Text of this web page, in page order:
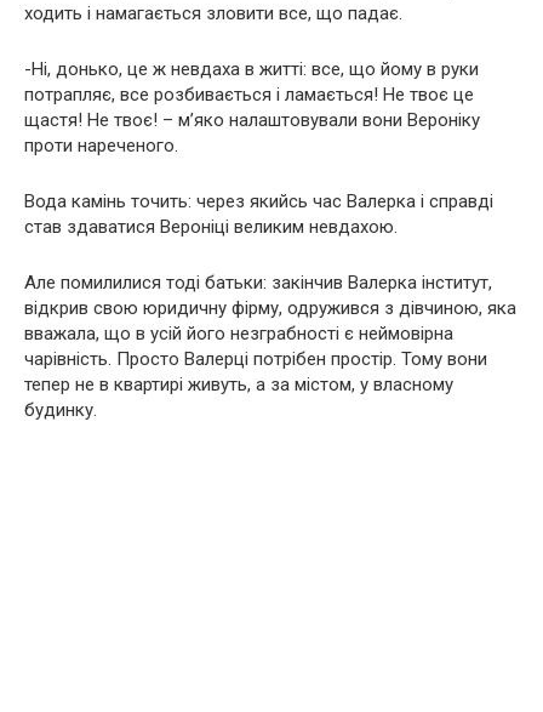
ходить і намагається зловити все, що падає.
-Ні, донько, це ж невдаха в житті: все, що йому в руки
потрапляє, все розбивається і ламається! Не твоє це
щастя! Не твоє! – м’яко налаштовували вони Вероніку
проти нареченого.
Вода камінь точить: через якийсь час Валерка і справді
став здаватися Вероніці великим невдахою.
Але помилилися тоді батьки: закінчив Валерка інститут,
відкрив свою юридичну фірму, одружився з дівчиною, яка
вважала, що в усій його незграбності є неймовірна
чарівність. Просто Валерці потрібен простір. Тому вони
тепер не в квартирі живуть, а за містом, у власному
будинку.